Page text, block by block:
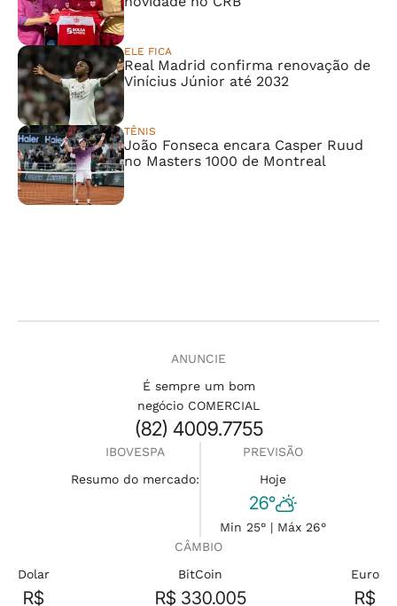
ELE FICA
Real Madrid confirma renovação de
Vinícius Júnior até 2032
TÊNIS
João Fonseca encara Casper Ruud
no Masters 1000 de Montreal
ANUNCIE
É sempre um bom
negócio COMERCIAL
(82) 4009.7755
IBOVESPA
Resumo do mercado:
PREVISÃO
Hoje
26°
Min 25° | Máx 26°
CÂMBIO
Dolar
R$
BitCoin
R$ 330.005
Euro
R$